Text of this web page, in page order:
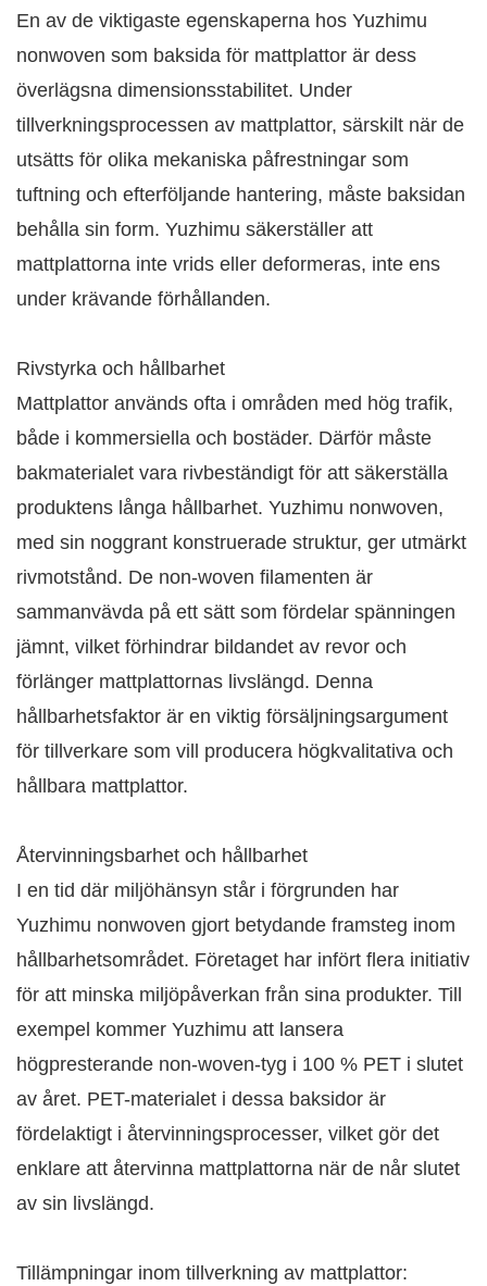
En av de viktigaste egenskaperna hos Yuzhimu
nonwoven som baksida för mattplattor är dess
överlägsna dimensionsstabilitet. Under
tillverkningsprocessen av mattplattor, särskilt när de
utsätts för olika mekaniska påfrestningar som
tuftning och efterföljande hantering, måste baksidan
behålla sin form. Yuzhimu säkerställer att
mattplattorna inte vrids eller deformeras, inte ens
under krävande förhållanden. ​
Rivstyrka och hållbarhet
Mattplattor används ofta i områden med hög trafik,
både i kommersiella och bostäder. Därför måste
bakmaterialet vara rivbeständigt för att säkerställa
produktens långa hållbarhet. Yuzhimu nonwoven,
med sin noggrant konstruerade struktur, ger utmärkt
rivmotstånd. De non-woven filamenten är
sammanvävda på ett sätt som fördelar spänningen
jämnt, vilket förhindrar bildandet av revor och
förlänger mattplattornas livslängd. Denna
hållbarhetsfaktor är en viktig försäljningsargument
för tillverkare som vill producera högkvalitativa och
hållbara mattplattor.
Återvinningsbarhet och hållbarhet
I en tid där miljöhänsyn står i förgrunden har
Yuzhimu nonwoven gjort betydande framsteg inom
hållbarhetsområdet. Företaget har infört flera initiativ
för att minska miljöpåverkan från sina produkter. Till
exempel kommer Yuzhimu att lansera
högpresterande non-woven-tyg i 100 % PET i slutet
av året. PET-materialet i dessa baksidor är
fördelaktigt i återvinningsprocesser, vilket gör det
enklare att återvinna mattplattorna när de når slutet
av sin livslängd.
Tillämpningar inom tillverkning av mattplattor: